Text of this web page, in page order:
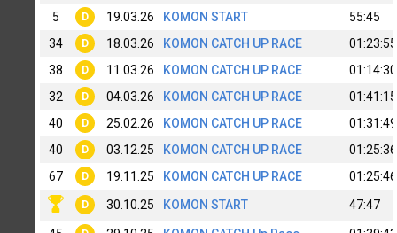
5
D 19.03.26 KOMON START
55:45
34
D 18.03.26 KOMON CATCH UP RACE
01:23:55
38
D 11.03.26 KOMON CATCH UP RACE
01:14:30
32
D 04.03.26 KOMON CATCH UP RACE
01:41:15
40
D 25.02.26 KOMON CATCH UP RACE
01:31:49
40
D 03.12.25 KOMON CATCH UP RACE
01:25:36
67
D 19.11.25 KOMON CATCH UP RACE 01:25:46
D 30.10.25 KOMON START 47:47